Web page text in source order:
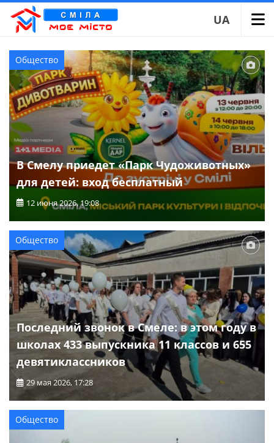
UA
Общество
В Смелу приедет «Парк Чудоживотных»
для детей: вход бесплатный
12 июня 2026, 19:08
Общество
Последний звонок в Смеле: в этом году в
школах 433 выпускника 11 классов и 655
девятиклассников
29 мая 2026, 17:28
Общество